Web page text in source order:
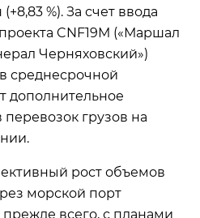
%). За счет ввода
CNF19М («Маршал
Черняховский»)
среднесрочной
дополнительное
грузов на
рост объемов
морской порт
всего, с планами